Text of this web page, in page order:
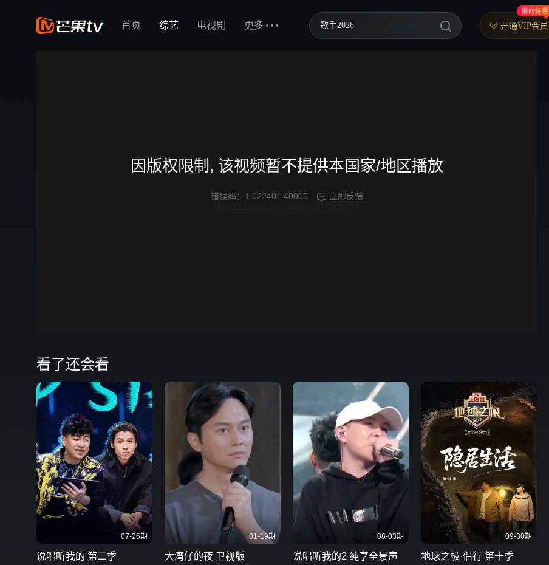
首页 综艺 电视剧 更多 乘风2026
我们的宿舍·归心季
开通VIP会员
限时特惠
因版权限制, 该视频暂不提供本国家/地区播放
错误码： 1.022401.40005 立即反馈
看了还会看
07-25期
说唱听我的 第二季
01-19期
大湾仔的夜 卫视版
08-03期
说唱听我的2 纯享全景声
09-30期
地球之极·侣行 第十季